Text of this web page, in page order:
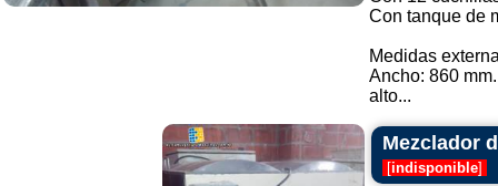
Con tanque de
Medidas
Ancho: 860 mm.
alto...
Mezclador
[indisponible]